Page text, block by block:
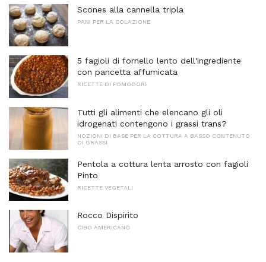
Scones alla cannella tripla
PANI PER LA COLAZIONE
5 fagioli di fornello lento dell'ingrediente
con pancetta affumicata
RICETTE DI POMODORI
Tutti gli alimenti che elencano gli oli
idrogenati contengono i grassi trans?
NOZIONI DI BASE PER LA COTTURA A BASSO CONTENUTO
DI GRASSI
Pentola a cottura lenta arrosto con fagioli
Pinto
RICETTE VEGETALI
Rocco Dispirito
CIBO AMERICANO